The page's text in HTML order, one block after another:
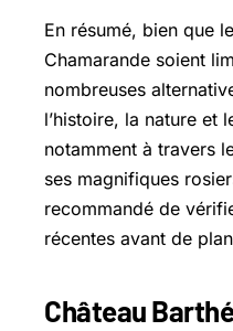
En résumé, bien que
Chamarande soient
nombreuses
l’histoire, la nature et
notamment à travers
ses magnifiques
recommandé de
récentes avant de
Château